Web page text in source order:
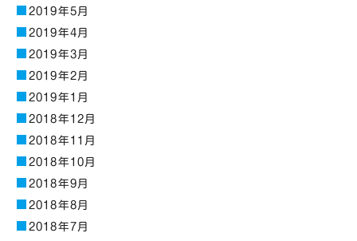
2019年5月
2019年4月
2019年3月
2019年2月
2019年1月
2018年12月
2018年11月
2018年10月
2018年9月
2018年8月
2018年7月